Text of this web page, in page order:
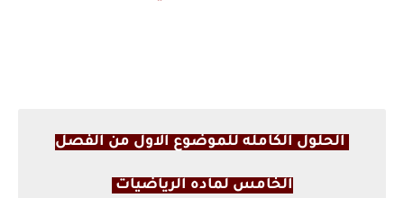
الحلول الكامله للموضوع الاول من الفصل
الخامس لماده الرياضيات